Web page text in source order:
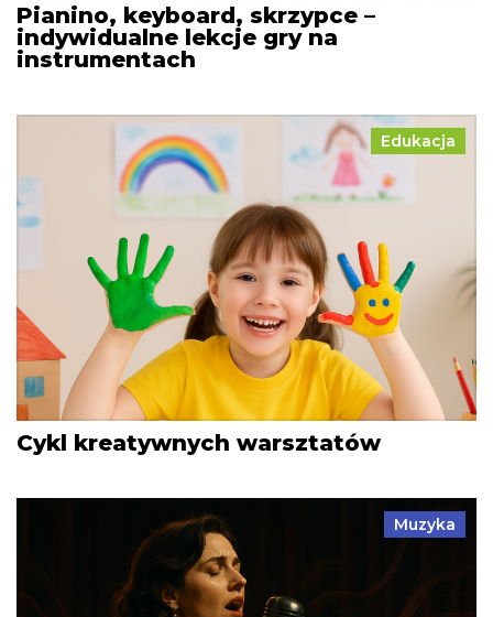
Pianino, keyboard, skrzypce –
indywidualne lekcje gry na
instrumentach
Cykl kreatywnych warsztatów
Edukacja
Muzyka